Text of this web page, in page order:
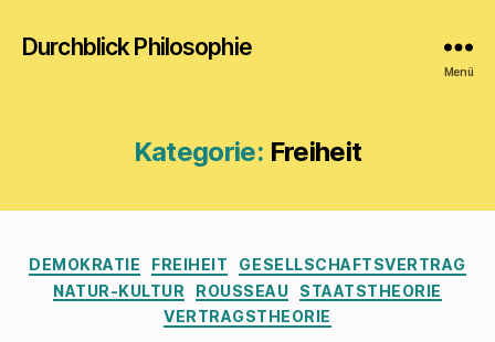
Durchblick Philosophie
Menü
Kategorie: Freiheit
Kategorien
DEMOKRATIE FREIHEIT
GESELLSCHAFTSVERTRAG
NATUR-KULTUR
ROUSSEAU
STAATSTHEORIE
VERTRAGSTHEORIE